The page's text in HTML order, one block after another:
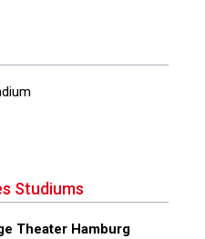
Studiums
Theater Hamburg